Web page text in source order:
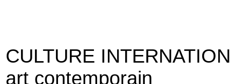
CULTURE
art contemporain